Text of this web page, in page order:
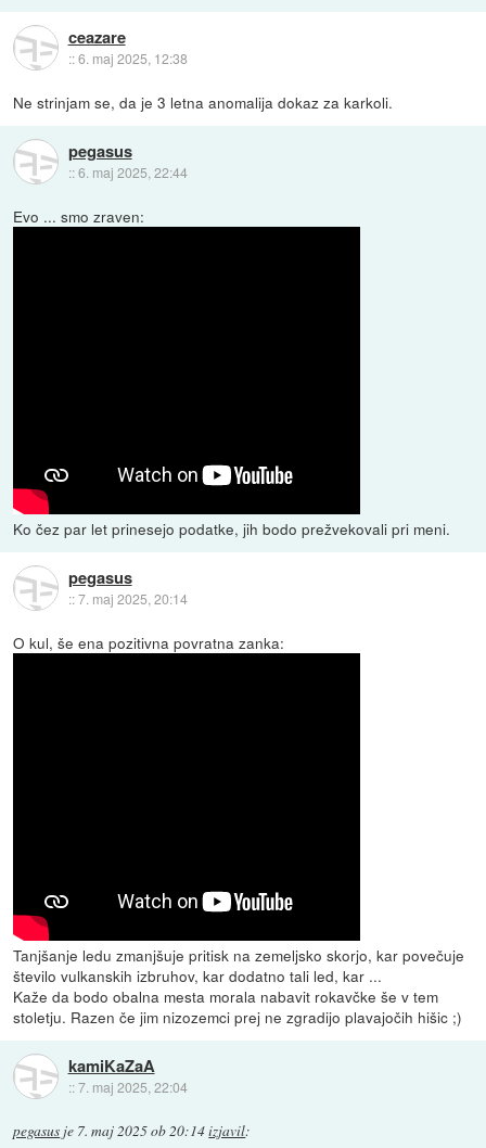
ceazare
::6. maj 2025, 12:38
Ne strinjam se, da je 3 letna anomalija dokaz za karkoli.
pegasus
::6. maj 2025, 22:44
Evo ... smo zraven:
Ko čez par let prinesejo podatke, jih bodo prežvekovali pri meni.
pegasus
::7. maj 2025, 20:14
O kul, še ena pozitivna povratna zanka:
Tanjšanje ledu zmanjšuje pritisk na zemeljsko skorjo, kar povečuje
število vulkanskih izbruhov, kar dodatno tali led, kar ...
Kaže da bodo obalna mesta morala nabavit rokavčke še v tem
stoletju. Razen če jim nizozemci prej ne zgradijo plavajočih hišic ;)
kamiKaZaA
::7. maj 2025, 22:04
pegasus je 7. maj 2025 ob 20:14izjavil: